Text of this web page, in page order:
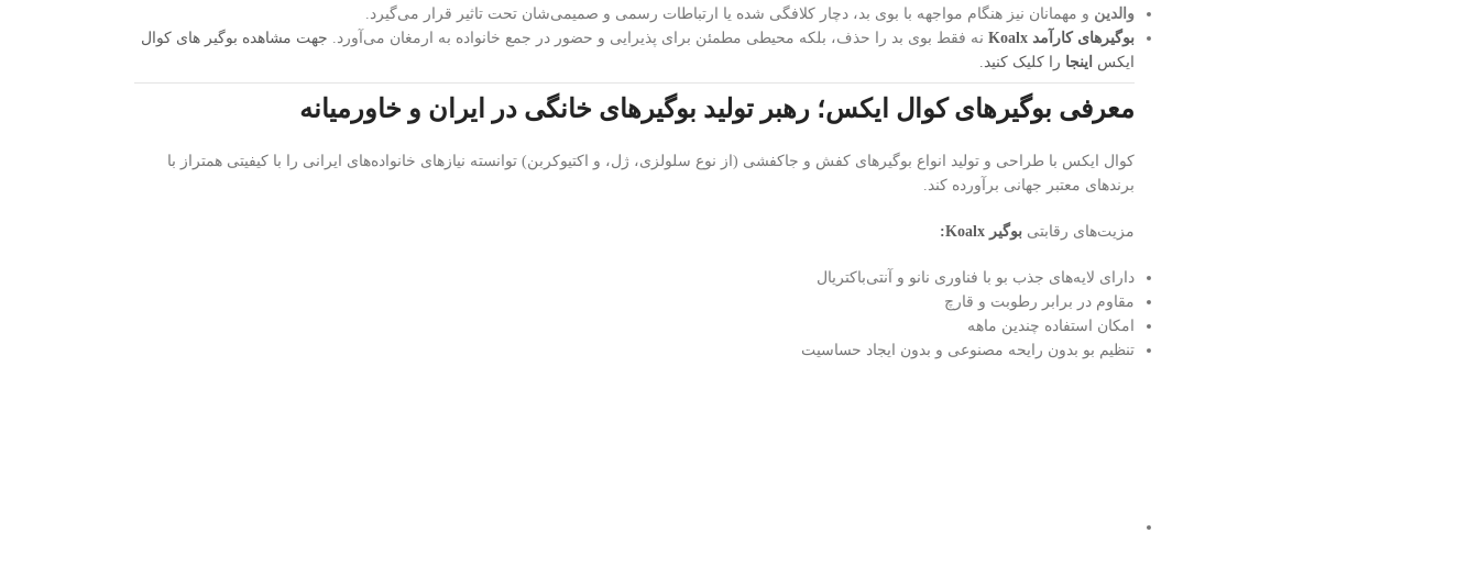
والدین و مهمانان نیز هنگام مواجهه با بوی بد، دچار کلافگی شده یا ارتباطات رسمی و صمیمی‌شان تحت تاثیر قرار می‌گیرد.
بوگیرهای کارآمد Koalx
نه فقط بوی بد را حذف، بلکه محیطی مطمئن برای پذیرایی و حضور در جمع خانواده به ارمغان می‌آورد. جهت مشاهده بوگیر های کوال
ایکس اینجا را کلیک کنید.
معرفی بوگیرهای کوال ایکس؛ رهبر تولید بوگیرهای خانگی در ایران و خاورمیانه
کوال ایکس با طراحی و تولید انواع بوگیرهای کفش و جاکفشی (از نوع سلولزی، ژل، و اکتیوکربن) توانسته نیازهای خانواده‌های ایرانی را با کیفیتی همتراز با
برندهای معتبر جهانی برآورده کند.
مزیت‌های رقابتی بوگیر Koalx:
دارای لایه‌های جذب بو با فناوری نانو و آنتی‌باکتریال
مقاوم در برابر رطوبت و قارچ
امکان استفاده چندین ماهه
تنظیم بو بدون رایحه مصنوعی و بدون ایجاد حساسیت